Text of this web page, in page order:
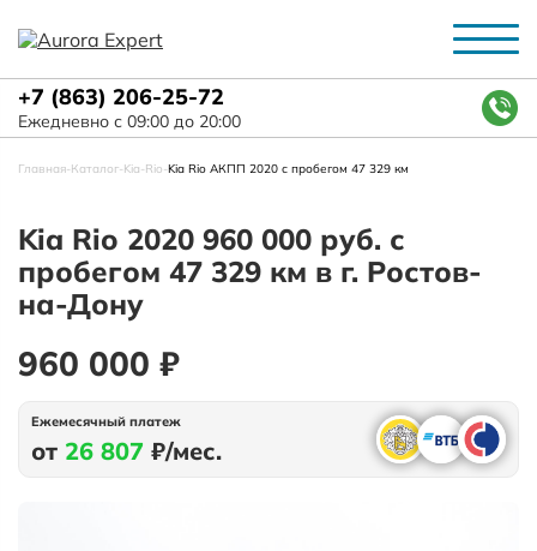
+7 (863) 206-25-72
Ежедневно с 09:00 до 20:00
Главная-Каталог-Kia-Rio-Kia Rio АКПП 2020 с пробегом 47 329 км
Kia Rio 2020 960 000 руб. с
пробегом 47 329 км в г. Ростов-
на-Дону
960 000 ₽
Ежемесячный платеж
от 26 807 ₽/мес.